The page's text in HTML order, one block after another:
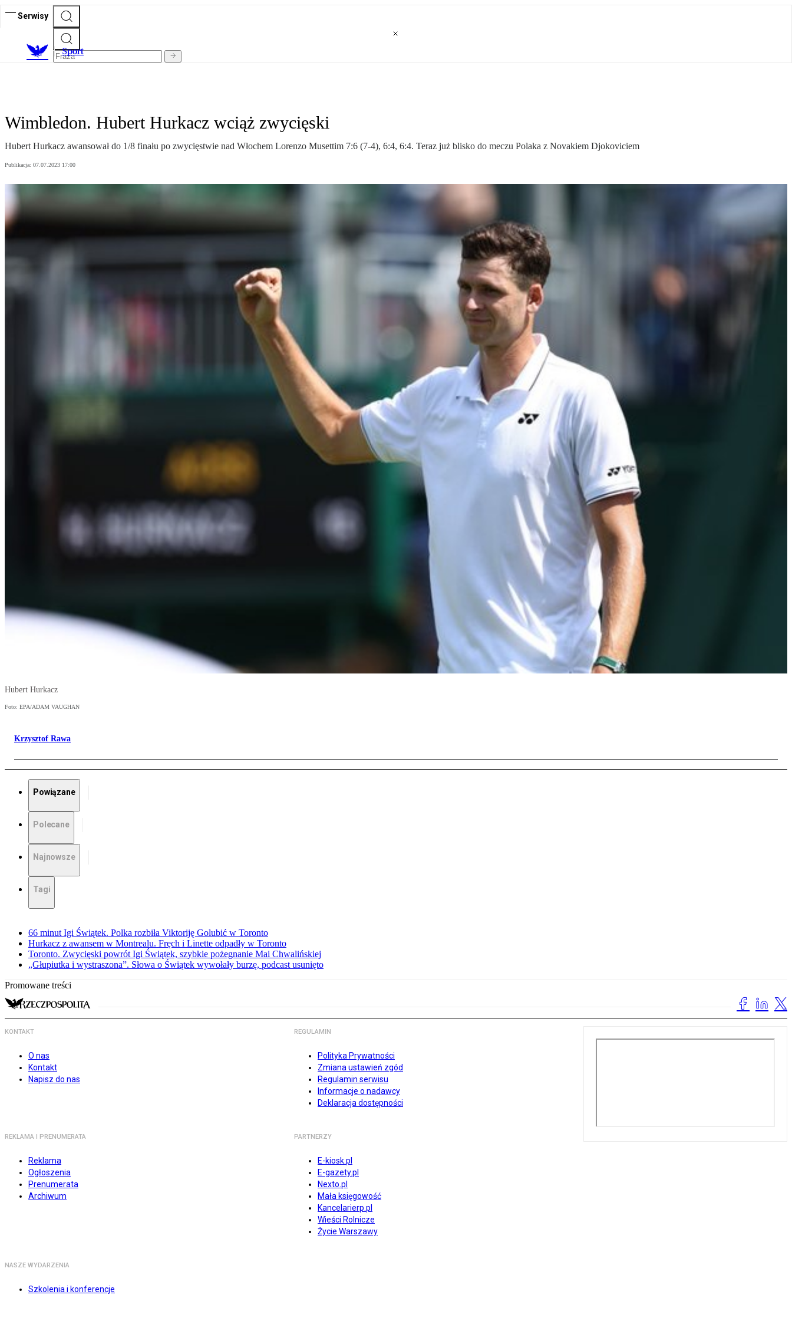
Serwisy
Sport
Wimbledon. Hubert Hurkacz wciąż zwycięski
Hubert Hurkacz awansował do 1/8 finału po zwycięstwie nad Włochem Lorenzo Musettim 7:6 (7-4), 6:4, 6:4. Teraz już blisko do meczu Polaka z Novakiem Djokoviciem
Publikacja: 07.07.2023 17:00
Hubert Hurkacz
Foto: EPA/ADAM VAUGHAN
Krzysztof Rawa
Powiązane
Polecane
Najnowsze
Tagi
66 minut Igi Świątek. Polka rozbiła Viktoriję Golubić w Toronto
Hurkacz z awansem w Montrealu. Fręch i Linette odpadły w Toronto
Toronto. Zwycięski powrót Igi Świątek, szybkie pożegnanie Mai Chwalińskiej
„Głupiutka i wystraszona”. Słowa o Świątek wywołały burzę, podcast usunięto
Promowane treści
KONTAKT
O nas
Kontakt
Napisz do nas
REGULAMIN
Polityka Prywatności
Zmiana ustawień zgód
Regulamin serwisu
Informacje o nadawcy
Deklaracja dostępności
REKLAMA I PRENUMERATA
Reklama
Ogłoszenia
Prenumerata
Archiwum
PARTNERZY
E-kiosk.pl
E-gazety.pl
Nexto.pl
Mała księgowość
Kancelarierp.pl
Wieści Rolnicze
Życie Warszawy
NASZE WYDARZENIA
Szkolenia i konferencje